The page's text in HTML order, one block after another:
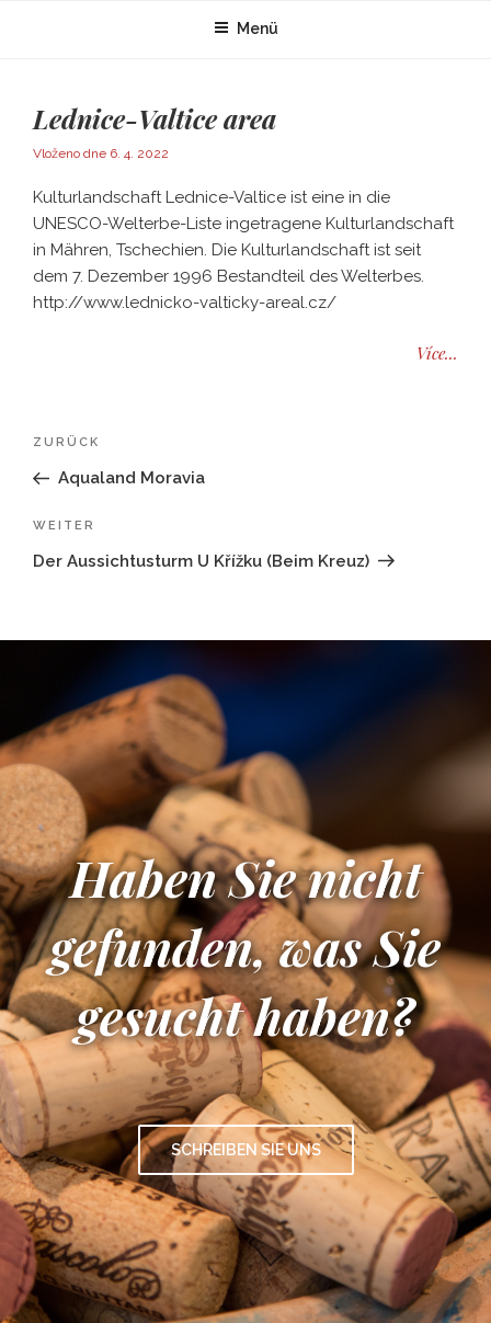
Menü
Lednice-Valtice area
Vloženo dne Veröffentlicht
6. 4. 2022
Kulturlandschaft Lednice-Valtice ist eine in die
UNESCO-Welterbe-Liste ingetragene Kulturlandschaft
in Mähren, Tschechien. Die Kulturlandschaft ist seit
dem 7. Dezember 1996 Bestandteil des Welterbes.
http://www.lednicko-valticky-areal.cz/
Více...
Beitragsnavigation
Vorheriger
Beitrag
ZURÜCK
Aqualand Moravia
Nächster
Beitrag
WEITER
Der Aussichtusturm U Křížku (Beim Kreuz)
Haben Sie nicht
gefunden, was Sie
gesucht haben?
SCHREIBEN SIE UNS